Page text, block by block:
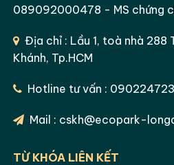
089092000478 - MS chứng
Địa chỉ : Lầu 1, toà nhà 288
Khánh, Tp.HCM
Hotline tư vấn :
Mail : cskh@ecopark-
TỪ KHÓA LIÊN KẾT